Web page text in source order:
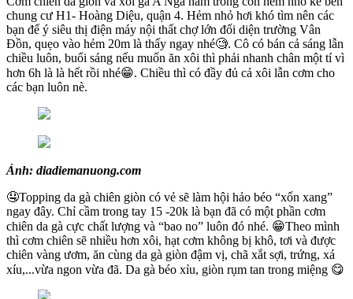
chung cư H1- Hoàng Diệu, quận 4. Hẻm nhỏ hơi khó tìm nên các
bạn để ý siêu thị điện máy nội thất chợ lớn đối diện trường Vân
Đồn, quẹo vào hẻm 20m là thấy ngay nhé🧐. Cô có bán cả sáng lẫn
chiều luôn, buổi sáng nếu muốn ăn xôi thì phải nhanh chân một tí vì
hơn 6h là là hết rồi nhé😁. Chiều thì có đầy đủ cả xôi lẫn cơm cho
các bạn luôn nè.
Ảnh: diadiemanuong.com
🤤Topping da gà chiên giòn có vẻ sẽ làm hội hảo béo “xốn xang”
ngay đây. Chỉ cầm trong tay 15 -20k là bạn đã có một phần cơm
chiên da gà cực chất lượng và “bao no” luôn đó nhé. 😁Theo mình
thì cơm chiên sẽ nhiều hơn xôi, hạt cơm không bị khô, tơi và được
chiên vàng ươm, ăn cùng da gà giòn đậm vị, chã xắt sợi, trứng, xá
xíu,...vừa ngon vừa đã. Da gà béo xỉu, giòn rụm tan trong miệng 😋